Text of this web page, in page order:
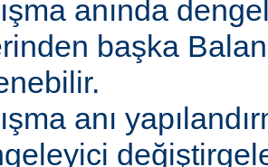
anında
başka
anı